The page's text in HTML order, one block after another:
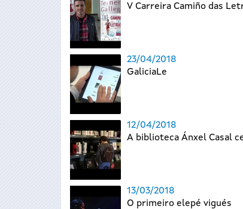
V Carreira Camiño das
23/04/2018
GaliciaLe
12/04/2018
A biblioteca Ánxel Casal
13/03/2018
O primeiro elepé vigués